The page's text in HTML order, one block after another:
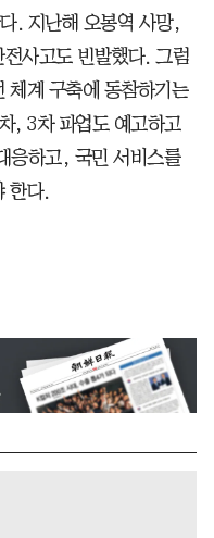
. 지난해 오봉역 사망,
사고도 빈발했다. 그럼
체계 구축에 동참하기는
, 3차 파업도 예고하고
응하고, 국민 서비스를
한다.